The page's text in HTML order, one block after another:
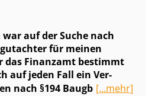
war auf der Suche nach
für meinen
das Finanzamt bestimmt
auf jeden Fall ein Ver­
nach §194 Baugb [...mehr]